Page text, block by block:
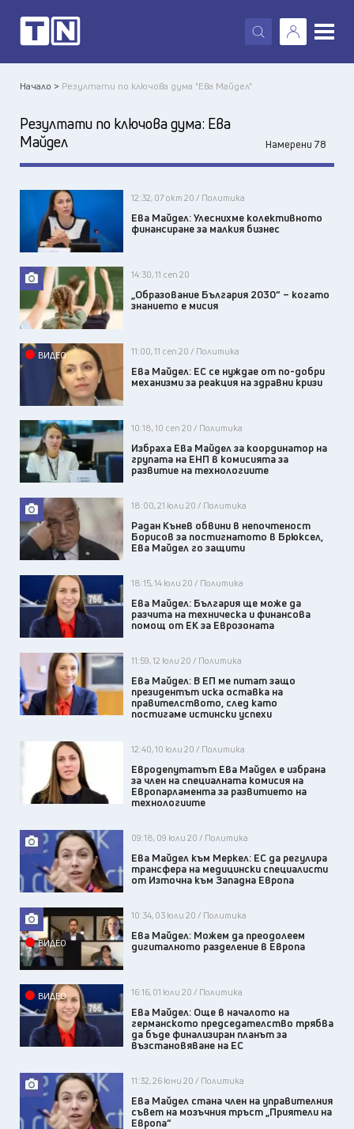
X
Начало > Резултати по ключова дума "Ева Майдел"
Резултати по ключова дума: Ева
Майдел
Намерени 78
12:32, 07 окт 20 / Политика
Ева Майдел: Улеснихме колективното
финансиране за малкия бизнес
14:30, 11 сеп 20
„Образование България 2030“ – когато
знанието е мисия
ВИДЕО 11:00, 11 сеп 20 / Политика
Ева Майдел: ЕС се нуждае от по-добри
механизми за реакция на здравни кризи
10:18, 10 сеп 20 / Политика
Избраха Ева Майдел за координатор на
групата на ЕНП в комисията за
развитие на технологиите
18:00, 21 юли 20 / Политика
Радан Кънев обвини в непочтеност
Борисов за постигнатото в Брюксел,
Ева Майдел го защити
18:15, 14 юли 20 / Политика
Ева Майдел: България ще може да
разчита на техническа и финансова
помощ от ЕК за Еврозоната
11:59, 12 юли 20 / Политика
Ева Майдел: В ЕП ме питат защо
президентът иска оставка на
правителството, след като
постигаме истински успехи
12:40, 10 юли 20 / Политика
Евродепутатът Ева Майдел е избрана
за член на специалната комисия на
Европарламента за развитието на
технологиите
09:18, 09 юли 20 / Политика
Ева Майдел към Меркел: ЕС да регулира
трансфера на медицински специалисти
от Източна към Западна Европа
ВИДЕО
10:34, 03 юли 20 / Политика
Ева Майдел: Можем да преодолеем
дигиталното разделение в Европа
ВИДЕО 16:16, 01 юли 20 / Политика
Ева Майдел: Още в началото на
германското председателство трябва
да бъде финализиран планът за
възстановяване на ЕС
11:32, 26 юни 20 / Политика
Ева Майдел стана член на управителния
съвет на мозъчния тръст „Приятели на
Европа“